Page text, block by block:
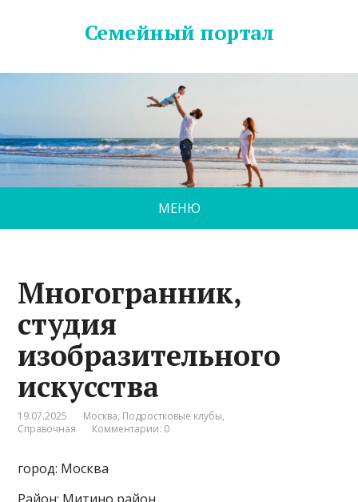
Семейный портал
МЕНЮ
Многогранник,
студия
изобразительного
искусства
19.07.2025 Москва, Подростковые клубы,
Справочная
Комментарии: 0
город: Москва